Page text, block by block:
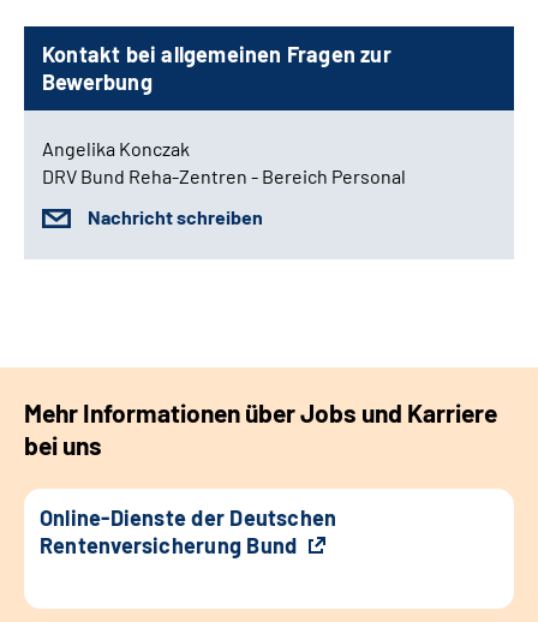
Kontakt bei allgemeinen Fragen zur
Bewerbung
Angelika Konczak
DRV Bund Reha-Zentren - Bereich Personal
Nachricht schreiben
Mehr Informationen über Jobs und Karriere
bei uns
Online-Dienste der Deutschen
Rentenversicherung Bund